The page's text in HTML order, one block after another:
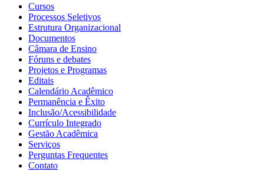
Cursos
Processos Seletivos
Estrutura Organizacional
Documentos
Câmara de Ensino
Fóruns e debates
Projetos e Programas
Editais
Calendário Acadêmico
Permanência e Êxito
Inclusão/Acessibilidade
Currículo Integrado
Gestão Acadêmica
Serviços
Perguntas Frequentes
Contato